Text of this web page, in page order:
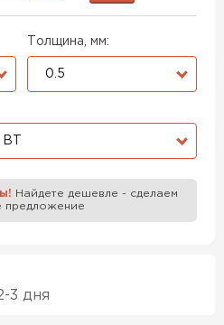
Толщина, мм:
0.5
Найдете дешевле - сделаем
предложение
3 дня